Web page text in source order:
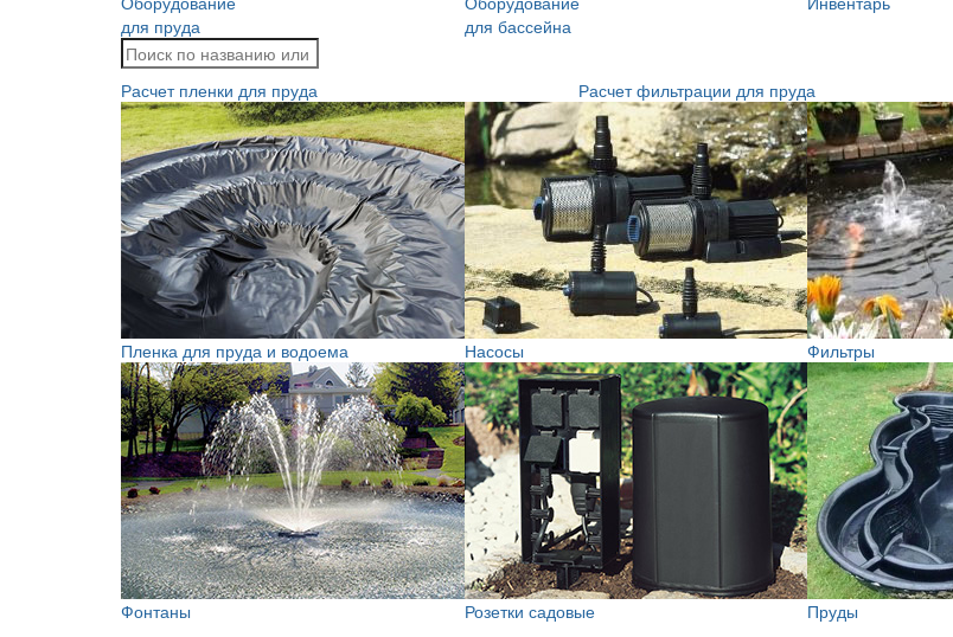
для пруда
для бассейна
Расчет пленки для пруда
Расчет фильтрации для пруда
Пленка для пруда и водоема Насосы Фильтры
Фонтаны Розетки садовые Пруды